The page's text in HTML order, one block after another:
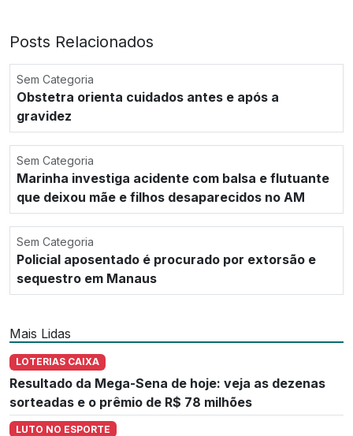
Posts Relacionados
Sem Categoria
Obstetra orienta cuidados antes e após a
gravidez
Sem Categoria
Marinha investiga acidente com balsa e flutuante
que deixou mãe e filhos desaparecidos no AM
Sem Categoria
Policial aposentado é procurado por extorsão e
sequestro em Manaus
Mais Lidas
LOTERIAS CAIXA
Resultado da Mega-Sena de hoje: veja as dezenas
sorteadas e o prêmio de R$ 78 milhões
LUTO NO ESPORTE